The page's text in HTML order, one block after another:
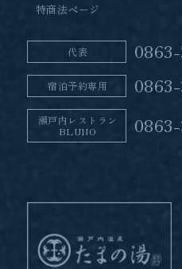
特商法ページ
代表
宿泊予約専用
瀬戸内レストラン
BLUNO